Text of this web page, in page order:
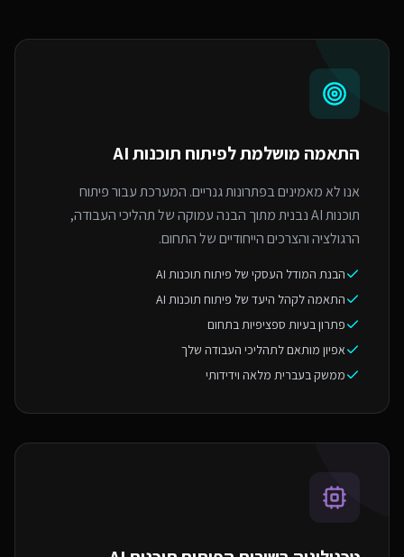
התאמה מושלמת לפיתוח תוכנות AI
אנו לא מאמינים בפתרונות גנריים. המערכת עבור פיתוח
תוכנות AI נבנית מתוך הבנה עמוקה של תהליכי העבודה,
הרגולציה והצרכים הייחודיים של התחום.
הבנת המודל העסקי של פיתוח תוכנות AI
התאמה לקהל היעד של פיתוח תוכנות AI
פתרון בעיות ספציפיות בתחום
אפיון מותאם לתהליכי העבודה שלך
ממשק בעברית מלאה וידידותי